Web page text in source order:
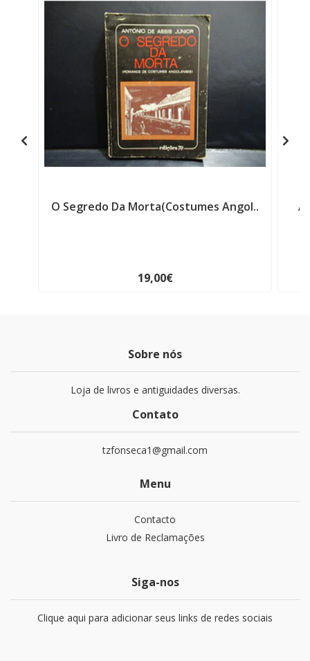
O Segredo Da Morta(Costumes Angol..
19,00€
A
Sobre nós
Loja de livros e antiguidades diversas.
Contato
tzfonseca1@gmail.com
Menu
Contacto
Livro de Reclamações
Siga-nos
Clique aqui para adicionar seus links de redes sociais